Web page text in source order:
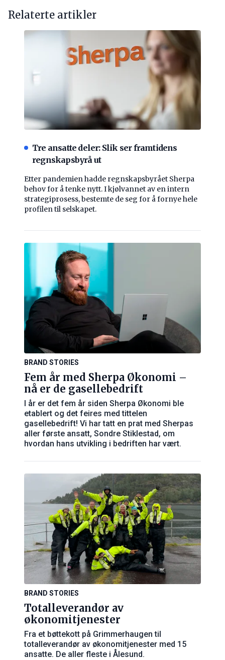
Relaterte artikler
Tre ansatte deler: Slik ser framtidens
regnskapsbyrå ut
Etter pandemien hadde regnskapsbyrået Sherpa
behov for å tenke nytt. I kjølvannet av en intern
strategiprosess, bestemte de seg for å fornye hele
profilen til selskapet.
BRAND STORIES
Fem år med Sherpa Økonomi –
nå er de gasellebedrift
I år er det fem år siden Sherpa Økonomi ble
etablert og det feires med tittelen
gasellebedrift! Vi har tatt en prat med Sherpas
aller første ansatt, Sondre Stiklestad, om
hvordan hans utvikling i bedriften har vært.
BRAND STORIES
Totalleverandør av
økonomitjenester
Fra et bøttekott på Grimmerhaugen til
totalleverandør av økonomitjenester med 15
ansatte. De aller fleste i Ålesund.